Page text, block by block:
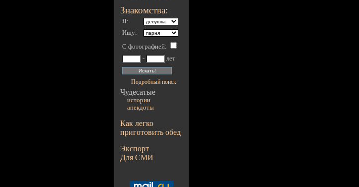
Знакомства:
Я:
Ищу:
С фотографией:
-
лет
Подробный поиск
Чудесатые
истории
анекдоты
Как легко
приготовить обед
Экспорт
Для СМИ